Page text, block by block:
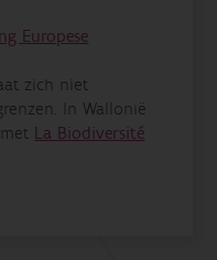
Europese
zich niet
In Wallonië
La Biodiversité